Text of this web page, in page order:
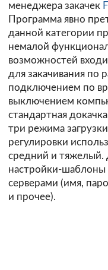
менеджера закачек
Программа явно
данной категории
немалой
возможностей
для закачивания по
подключением по
выключением
стандартная
три режима
регулировки
средний и тяжелый.
настройки-
серверами (имя,
и прочее).